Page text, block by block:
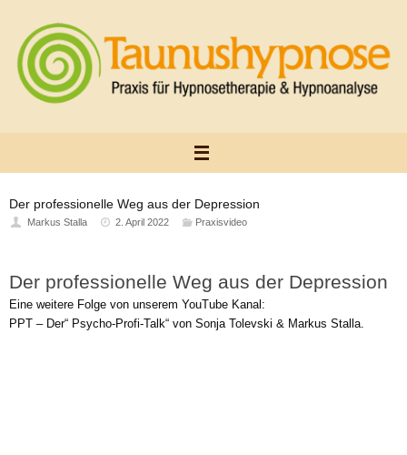
springen
Der professionelle Weg aus der Depression
Markus Stalla 2. April 2022 Praxisvideo
Der professionelle Weg aus der Depression
Eine weitere Folge von unserem YouTube Kanal:
PPT – Der“ Psycho-Profi-Talk“ von Sonja Tolevski & Markus Stalla.